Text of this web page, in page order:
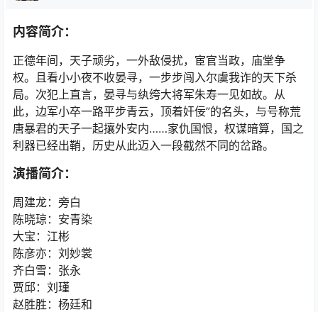
内容简介：
正德年间，天子顽劣，一外敌侵扰，宦官当政，庙堂争
权。且看小小夜不收晏寻，一步步闯入尔虞我诈的天下杀
局。次犯上直言，晏寻与纨绔大将军朱寿一见如故。从
此，边军小卒一路平步青云，顶着奸佞”的名头，与号称荒
唐暴君的天子一起攘外安内……家仇国恨，权谋暗算，国之
利器已经出鞘，历史从此迈入一段截然不同的岔路。
演播简介：
周建龙：旁白
陈晓琼：安青染
大宝：江彬
陈彦亦：刘妙裳
齐白雪：张永
贾邱：刘瑾
赵胜胜：杨廷和